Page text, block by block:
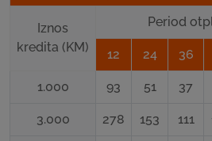
Iznos
kredita (KM)
Period
12 24 36
1.000 93 51 37
3.000 278 153 111